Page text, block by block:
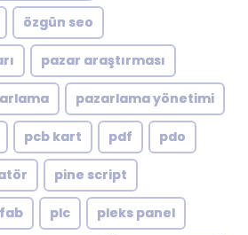
özgün seo
pazar araştırması
pazarlama yönetimi
pcb kart pdf pdo
pine script
plc pleks panel